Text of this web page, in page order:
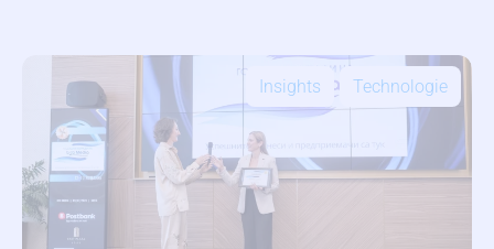
Insights Technologie